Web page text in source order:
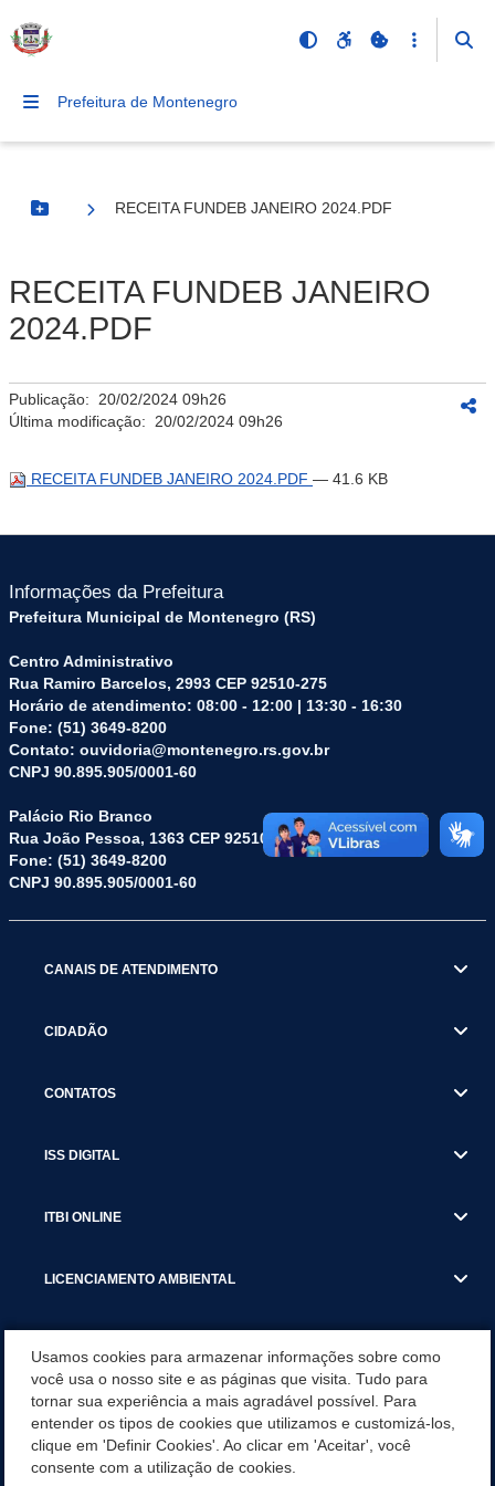
Prefeitura de Montenegro
Botão Menu
RECEITA FUNDEB JANEIRO 2024.PDF
RECEITA FUNDEB JANEIRO
2024.PDF
Publicação: 20/02/2024 09h26
Última modificação: 20/02/2024 09h26
RECEITA FUNDEB JANEIRO 2024.PDF — 41.6 KB
Informações da Prefeitura
Prefeitura Municipal de Montenegro (RS)
Centro Administrativo
Rua Ramiro Barcelos, 2993 CEP 92510-275
Horário de atendimento: 08:00 - 12:00 | 13:30 - 16:30
Fone: (51) 3649-8200
Contato: ouvidoria@montenegro.rs.gov.br
CNPJ 90.895.905/0001-60
Palácio Rio Branco
Rua João Pessoa, 1363 CEP 92510-045
Fone: (51) 3649-8200
CNPJ 90.895.905/0001-60
CANAIS DE ATENDIMENTO
CIDADÃO
CONTATOS
ISS DIGITAL
ITBI ONLINE
LICENCIAMENTO AMBIENTAL
SERVIÇOS
SERVIÇOS DO DEPARTAMENTO DE RECEITA MUNICIPAL
Usamos cookies para armazenar informações sobre como
você usa o nosso site e as páginas que visita. Tudo para
tornar sua experiência a mais agradável possível. Para
entender os tipos de cookies que utilizamos e customizá-los,
clique em 'Definir Cookies'. Ao clicar em 'Aceitar', você
consente com a utilização de cookies.